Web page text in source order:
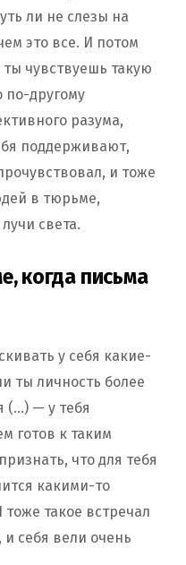
ли не слезы на
это все. И потом
ты чувствуешь такую
по-другому
разума,
поддерживают,
и тоже
в тюрьме,
света.
когда письма
у себя какие-
ты личность более
(…) — у тебя
готов к таким
что для тебя
какими-то
такое встречал
себя вели очень